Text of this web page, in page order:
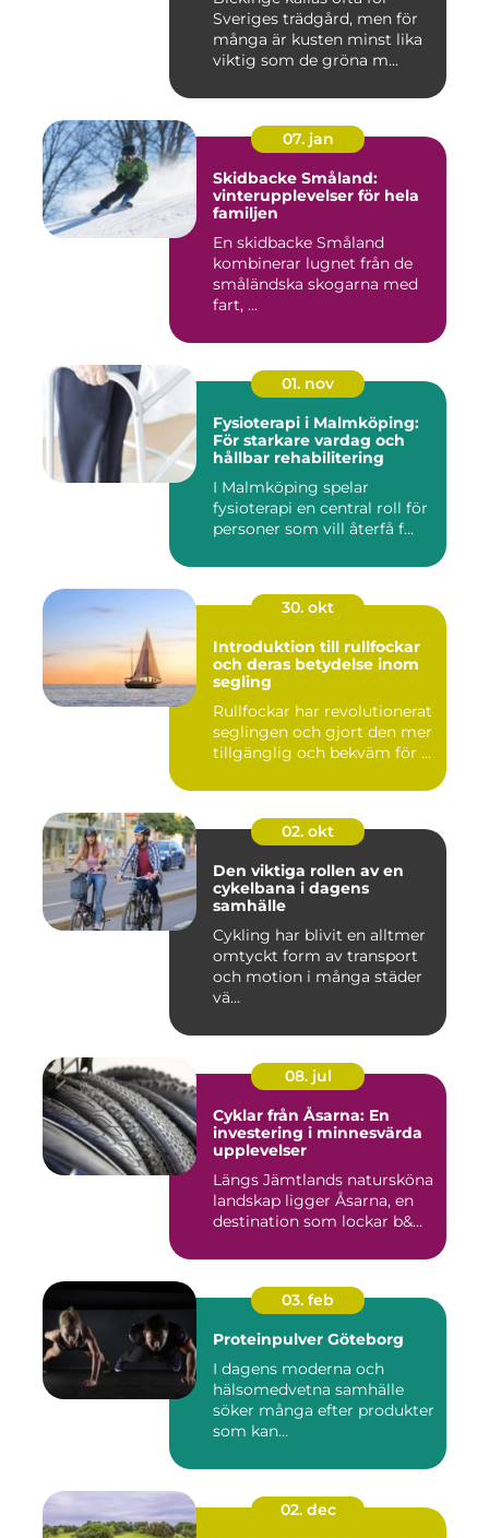
Sveriges trädgård, men för
många är kusten minst lika
viktig som de gröna m...
07. jan
Skidbacke Småland:
vinterupplevelser för hela
familjen
En skidbacke Småland
kombinerar lugnet från de
småländska skogarna med
fart, ...
01. nov
Fysioterapi i Malmköping:
För starkare vardag och
hållbar rehabilitering
I Malmköping spelar
fysioterapi en central roll för
personer som vill återfå f...
30. okt
Introduktion till rullfockar
och deras betydelse inom
segling
Rullfockar har revolutionerat
seglingen och gjort den mer
tillgänglig och bekväm för ...
02. okt
Den viktiga rollen av en
cykelbana i dagens
samhälle
Cykling har blivit en alltmer
omtyckt form av transport
och motion i många städer
vä...
08. jul
Cyklar från Åsarna: En
investering i minnesvärda
upplevelser
Längs Jämtlands natursköna
landskap ligger Åsarna, en
destination som lockar b&...
03. feb
Proteinpulver Göteborg
I dagens moderna och
hälsomedvetna samhälle
söker många efter produkter
som kan...
02. dec